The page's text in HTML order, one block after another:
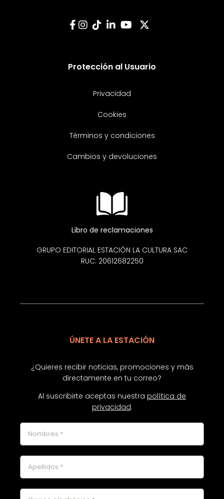
Protección al Usuario
Privacidad
Cookies
Términos y condiciones
Cambios y devoluciones
Libro de reclamaciones
GRUPO EDITORIAL ESTACIÓN LA CULTURA SAC
RUC: 20612682250
ÚNETE A LA ESTACIÓN
¿Quieres recibir noticias, promociones y más
directamente en tu correo?
Al suscribirte aceptas nuestra política de
privacidad.